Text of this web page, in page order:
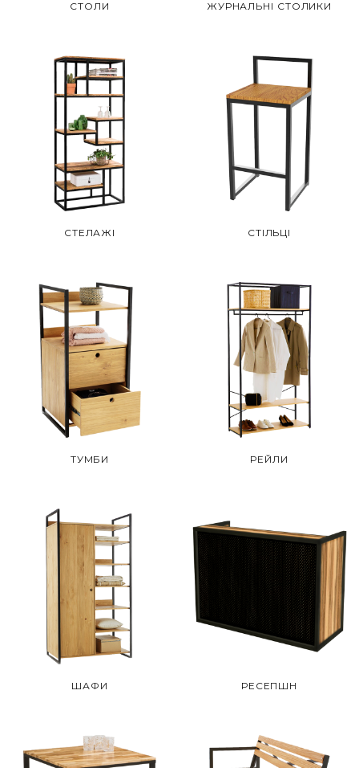
СТОЛИ ЖУРНАЛЬНІ СТОЛИКИ
СТЕЛАЖІ СТІЛЬЦІ
ТУМБИ РЕЙЛИ
ШАФИ РЕСЕПШН